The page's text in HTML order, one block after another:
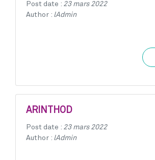
Post date : 23 mars 2022
Author : lAdmin
ARINTHOD
Post date : 23 mars 2022
Author : lAdmin